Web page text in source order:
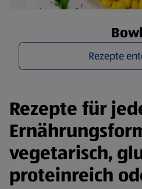
Rezepte
Rezepte für
vegetarisch,
proteinreich